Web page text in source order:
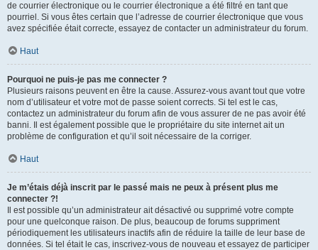
de courrier électronique ou le courrier électronique a été filtré en tant que
pourriel. Si vous êtes certain que l’adresse de courrier électronique que vous
avez spécifiée était correcte, essayez de contacter un administrateur du forum.
Haut
Pourquoi ne puis-je pas me connecter ?
Plusieurs raisons peuvent en être la cause. Assurez-vous avant tout que votre
nom d’utilisateur et votre mot de passe soient corrects. Si tel est le cas,
contactez un administrateur du forum afin de vous assurer de ne pas avoir été
banni. Il est également possible que le propriétaire du site internet ait un
problème de configuration et qu’il soit nécessaire de la corriger.
Haut
Je m’étais déjà inscrit par le passé mais ne peux à présent plus me
connecter ?!
Il est possible qu’un administrateur ait désactivé ou supprimé votre compte
pour une quelconque raison. De plus, beaucoup de forums suppriment
périodiquement les utilisateurs inactifs afin de réduire la taille de leur base de
données. Si tel était le cas, inscrivez-vous de nouveau et essayez de participer